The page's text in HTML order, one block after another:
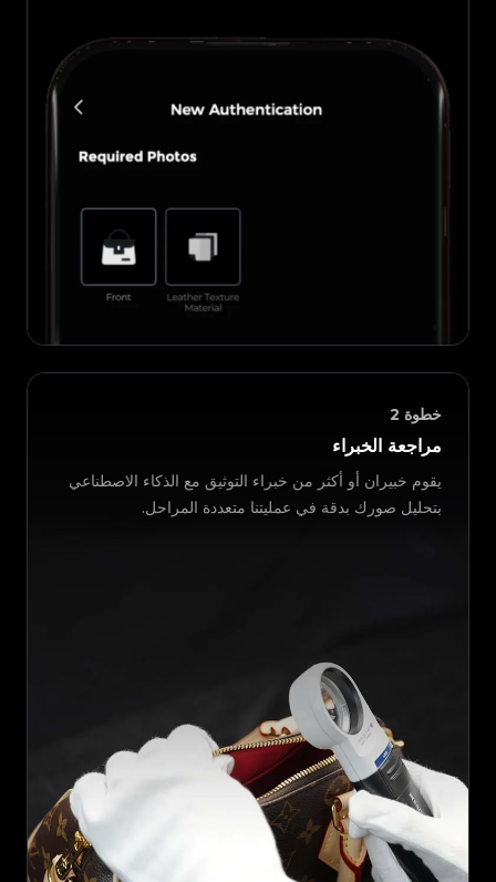
خطوة 2
مراجعة الخبراء
يقوم خبيران أو أكثر من خبراء التوثيق مع الذكاء الاصطناعي
بتحليل صورك بدقة في عمليتنا متعددة المراحل.